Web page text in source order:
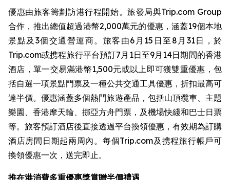
優惠由旅客籌劃訪港行程開始。旅發局與Trip.com Group
合作，推出總值超過港幣2,000萬元的優惠，涵蓋19個本地
景點及3個交通營運商。旅客由6月15日至8月31日，於
Trip.com或携程旅行平台預訂7月1日至9月14日期間的香港
酒店，單一交易滿港幣1,500元或以上即可獲雙重優惠，包
括自選一項景點門票及一種公共交通工具優惠，折扣最高可
達半價。優惠涵蓋多個熱門旅遊產品，包括山頂纜車、主題
樂園、香港摩天輪、挪亞方舟門票，及機場快綫和巴士日票
等。旅客預訂酒店後直接透過平台換領優惠，有效期為訂購
酒店房間日期起兩周內。每個Trip.com及携程旅行帳戶可
換領優惠一次，送完即止。
推在港消費多重優惠獎賞贈半價禮遇